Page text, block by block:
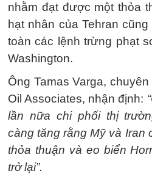
nhằm đạt được một thỏa
hạt nhân của Tehran
toàn các lệnh trừng phạt
Washington.
Ông Tamas Varga,
Oil Associates, nhận định:
lần nữa chi phối thị
càng tăng rằng Mỹ và Iran
thỏa thuận và eo biển
trở lại”.